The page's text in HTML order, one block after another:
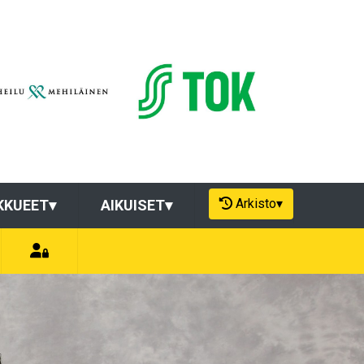
▾ AIKUISET▾ Arkisto▾